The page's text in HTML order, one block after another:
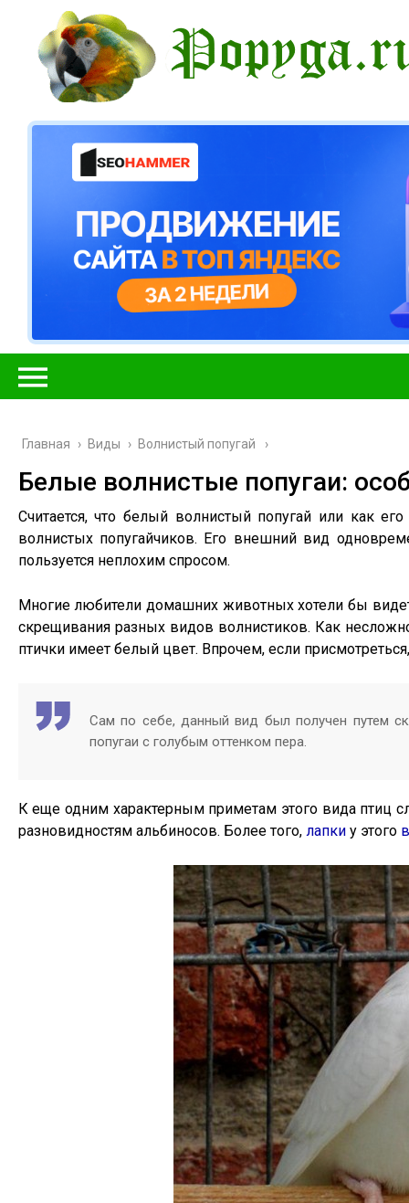
Главная › Виды › Волнистый попугай
Белые волнистые попугаи:
Считается, что белый волнистый попугай или как
волнистых попугайчиков. Его внешний вид
пользуется неплохим спросом.
Многие любители домашних животных хотели бы
скрещивания разных видов волнистиков. Как
птички имеет белый цвет. Впрочем, если
Сам по себе, данный вид был получен путем
попугаи с голубым оттенком пера.
К еще одним характерным приметам этого вида птиц
разновидностям альбиносов. Более того, лапкиу этого